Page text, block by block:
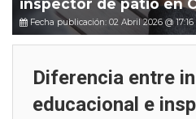
Fecha publicación: 02 Abril 2026 @ 17:16
Diferencia entre
educacional e